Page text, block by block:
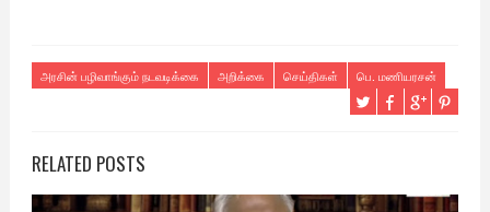
அரசின் பழிவாங்கும் நடவடிக்கை அறிக்கை செய்திகள் பெ. மணியரசன்
RELATED POSTS